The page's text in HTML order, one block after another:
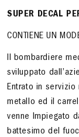
SUPER DECAL
CONTIENE UN
Il bombardiere
sviluppato
Entrato in
metallo ed il
venne Impiegato
battesimo del